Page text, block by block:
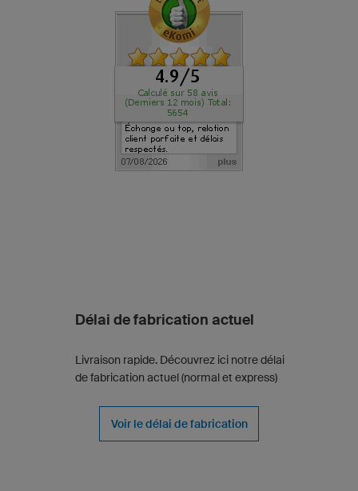
Délai de fabrication actuel
Livraison rapide. Découvrez ici notre délai
de fabrication actuel (normal et express)
Voir le délai de fabrication